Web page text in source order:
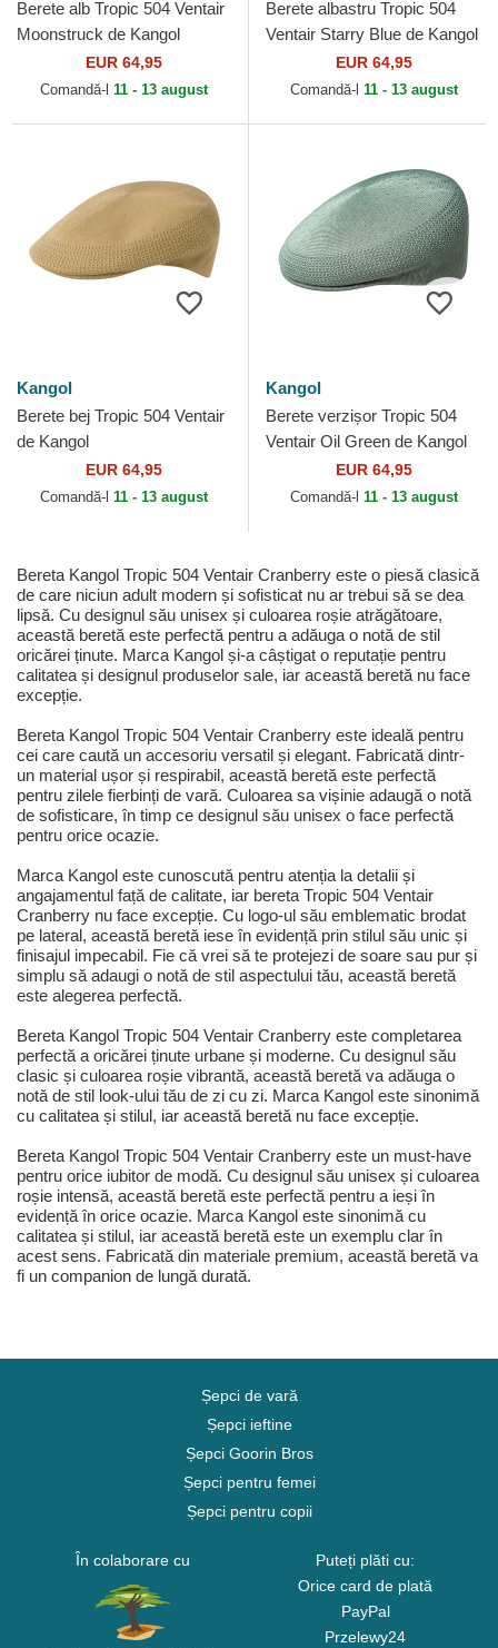
Berete alb Tropic 504 Ventair
Moonstruck de Kangol
EUR 64,95
Comandă-l 11 - 13 august
Berete albastru Tropic 504
Ventair Starry Blue de Kangol
EUR 64,95
Comandă-l 11 - 13 august
Kangol
Berete bej Tropic 504 Ventair
de Kangol
EUR 64,95
Comandă-l 11 - 13 august
Kangol
Berete verzișor Tropic 504
Ventair Oil Green de Kangol
EUR 64,95
Comandă-l 11 - 13 august
Bereta Kangol Tropic 504 Ventair Cranberry este o piesă clasică
de care niciun adult modern și sofisticat nu ar trebui să se dea
lipsă. Cu designul său unisex și culoarea roșie atrăgătoare,
această beretă este perfectă pentru a adăuga o notă de stil
oricărei ținute. Marca Kangol și-a câștigat o reputație pentru
calitatea și designul produselor sale, iar această beretă nu face
excepție.
Bereta Kangol Tropic 504 Ventair Cranberry este ideală pentru
cei care caută un accesoriu versatil și elegant. Fabricată dintr-
un material ușor și respirabil, această beretă este perfectă
pentru zilele fierbinți de vară. Culoarea sa vișinie adaugă o notă
de sofisticare, în timp ce designul său unisex o face perfectă
pentru orice ocazie.
Marca Kangol este cunoscută pentru atenția la detalii și
angajamentul față de calitate, iar bereta Tropic 504 Ventair
Cranberry nu face excepție. Cu logo-ul său emblematic brodat
pe lateral, această beretă iese în evidență prin stilul său unic și
finisajul impecabil. Fie că vrei să te protejezi de soare sau pur și
simplu să adaugi o notă de stil aspectului tău, această beretă
este alegerea perfectă.
Bereta Kangol Tropic 504 Ventair Cranberry este completarea
perfectă a oricărei ținute urbane și moderne. Cu designul său
clasic și culoarea roșie vibrantă, această beretă va adăuga o
notă de stil look-ului tău de zi cu zi. Marca Kangol este sinonimă
cu calitatea și stilul, iar această beretă nu face excepție.
Bereta Kangol Tropic 504 Ventair Cranberry este un must-have
pentru orice iubitor de modă. Cu designul său unisex și culoarea
roșie intensă, această beretă este perfectă pentru a ieși în
evidență în orice ocazie. Marca Kangol este sinonimă cu
calitatea și stilul, iar această beretă este un exemplu clar în
acest sens. Fabricată din materiale premium, această beretă va
fi un companion de lungă durată.
Șepci de vară
Șepci ieftine
Șepci Goorin Bros
Șepci pentru femei
Șepci pentru copii
În colaborare cu
Puteți plăti cu:
Orice card de plată
PayPal
Przelewy24